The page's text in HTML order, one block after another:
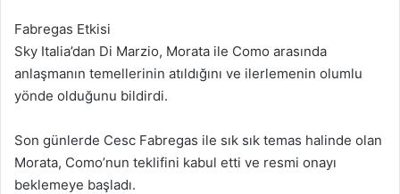
Fabregas Etkisi
Sky Italia’dan Di Marzio, Morata ile Como arasında
anlaşmanın temellerinin atıldığını ve ilerlemenin olumlu
yönde olduğunu bildirdi.
Son günlerde Cesc Fabregas ile sık sık temas halinde olan
Morata, Como’nun teklifini kabul etti ve resmi onayı
beklemeye başladı.